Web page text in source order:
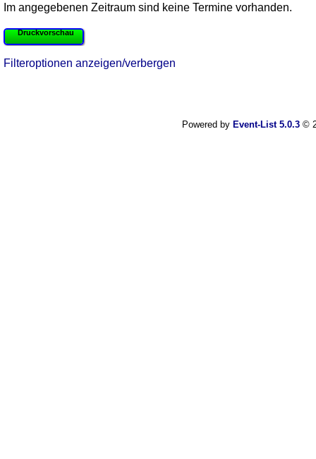
Im angegebenen Zeitraum sind keine Termine vorhanden.
Druckvorschau
Filteroptionen anzeigen/verbergen
Powered by Event-List 5.0.3©